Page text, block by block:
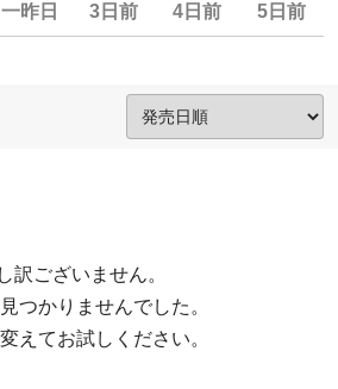
一昨日 3日前 4日前 5日前
訳ございません。
変えてお試しください。